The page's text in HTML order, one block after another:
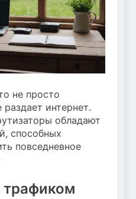
не просто
интернет.
обладают
способных
повседневное
трафиком